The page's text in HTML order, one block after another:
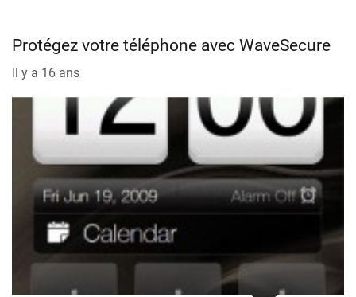
Protégez votre téléphone avec WaveSecure
Il y a 16 ans